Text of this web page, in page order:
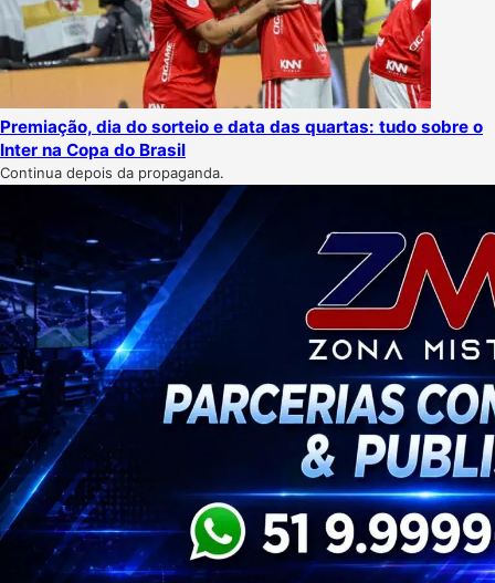
Premiação, dia do sorteio e data das quartas: tudo sobre o
Inter na Copa do Brasil
Continua depois da propaganda.